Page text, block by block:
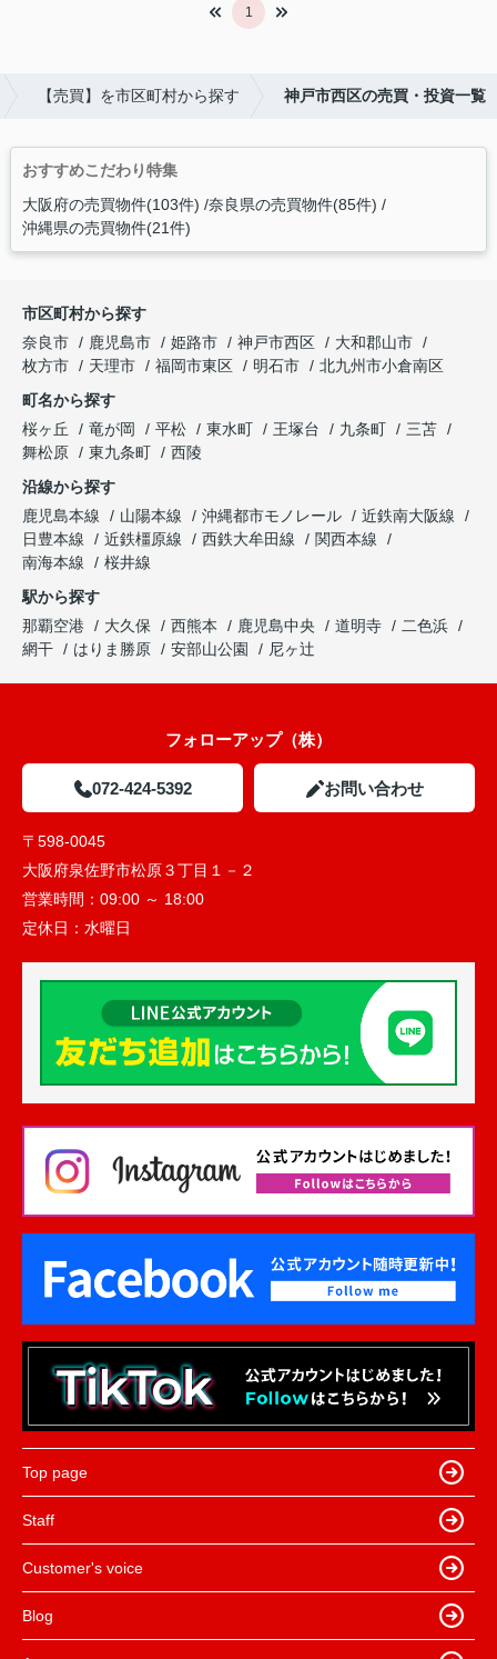
1
【売買】を市区町村から探す 神戸市西区の売買・投資一覧
おすすめこだわり特集
大阪府の売買物件(103件) 奈良県の売買物件(85件)
沖縄県の売買物件(21件)
市区町村から探す
奈良市
鹿児島市 姫路市 神戸市西区
大和郡山市
枚方市
天理市 福岡市東区 明石市
北九州市小倉南区
町名から探す
桜ヶ丘
竜が岡 平松 東水町 王塚台 九条町
三苫
舞松原
東九条町
西陵
沿線から探す
鹿児島本線
山陽本線 沖縄都市モノレール
近鉄南大阪線
日豊本線
近鉄橿原線 西鉄大牟田線
関西本線
南海本線
桜井線
駅から探す
那覇空港
大久保 西熊本 鹿児島中央 道明寺
二色浜
網干
はりま勝原 安部山公園 尼ヶ辻
フォローアップ（株）
072-424-5392 お問い合わせ
〒598-0045
大阪府泉佐野市松原３丁目１－２
営業時間： 09:00 ～ 18:00
定休日： 水曜日
Top page
Staff
Customer's voice
Blog